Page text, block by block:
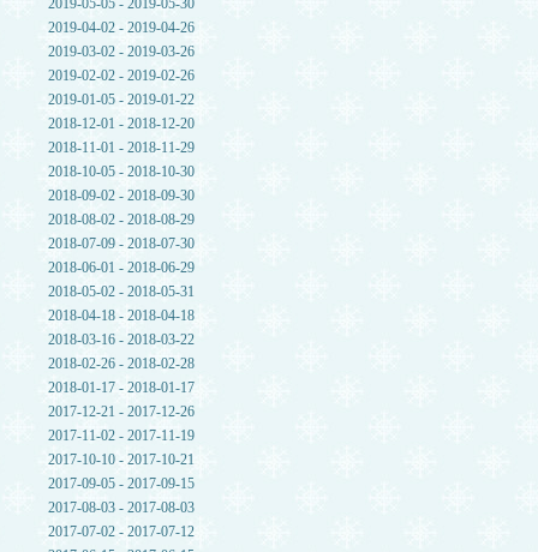
2019-05-05 - 2019-05-30
2019-04-02 - 2019-04-26
2019-03-02 - 2019-03-26
2019-02-02 - 2019-02-26
2019-01-05 - 2019-01-22
2018-12-01 - 2018-12-20
2018-11-01 - 2018-11-29
2018-10-05 - 2018-10-30
2018-09-02 - 2018-09-30
2018-08-02 - 2018-08-29
2018-07-09 - 2018-07-30
2018-06-01 - 2018-06-29
2018-05-02 - 2018-05-31
2018-04-18 - 2018-04-18
2018-03-16 - 2018-03-22
2018-02-26 - 2018-02-28
2018-01-17 - 2018-01-17
2017-12-21 - 2017-12-26
2017-11-02 - 2017-11-19
2017-10-10 - 2017-10-21
2017-09-05 - 2017-09-15
2017-08-03 - 2017-08-03
2017-07-02 - 2017-07-12